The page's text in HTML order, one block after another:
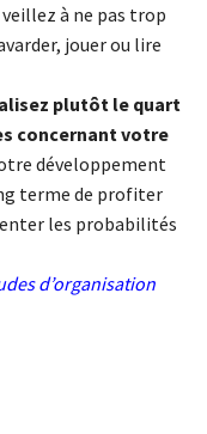
à ne pas trop
jouer ou lire
plutôt le quart
concernant votre
développement
terme de profiter
les probabilités
d’organisation